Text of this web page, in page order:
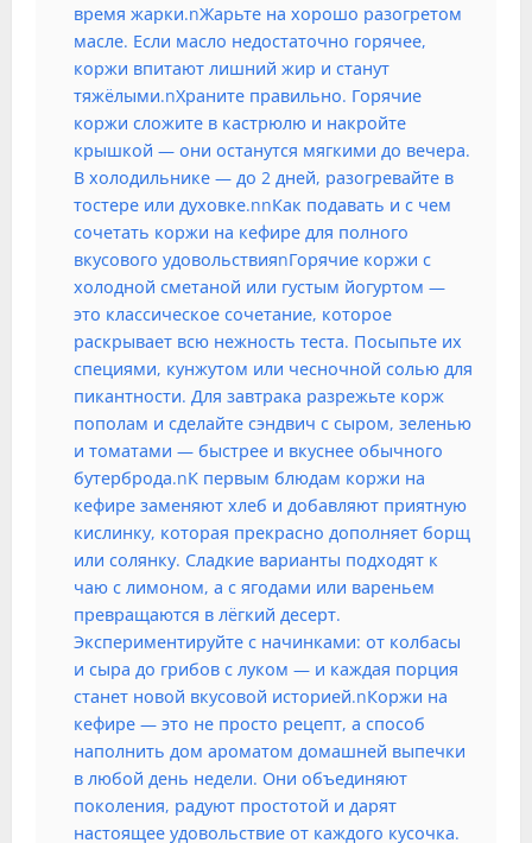
время жарки.nЖарьте на хорошо разогретом
масле. Если масло недостаточно горячее,
коржи впитают лишний жир и станут
тяжёлыми.nХраните правильно. Горячие
коржи сложите в кастрюлю и накройте
крышкой — они останутся мягкими до вечера.
В холодильнике — до 2 дней, разогревайте в
тостере или духовке.nnКак подавать и с чем
сочетать коржи на кефире для полного
вкусового удовольствияnГорячие коржи с
холодной сметаной или густым йогуртом —
это классическое сочетание, которое
раскрывает всю нежность теста. Посыпьте их
специями, кунжутом или чесночной солью для
пикантности. Для завтрака разрежьте корж
пополам и сделайте сэндвич с сыром, зеленью
и томатами — быстрее и вкуснее обычного
бутерброда.nК первым блюдам коржи на
кефире заменяют хлеб и добавляют приятную
кислинку, которая прекрасно дополняет борщ
или солянку. Сладкие варианты подходят к
чаю с лимоном, а с ягодами или вареньем
превращаются в лёгкий десерт.
Экспериментируйте с начинками: от колбасы
и сыра до грибов с луком — и каждая порция
станет новой вкусовой историей.nКоржи на
кефире — это не просто рецепт, а способ
наполнить дом ароматом домашней выпечки
в любой день недели. Они объединяют
поколения, радуют простотой и дарят
настоящее удовольствие от каждого кусочка.